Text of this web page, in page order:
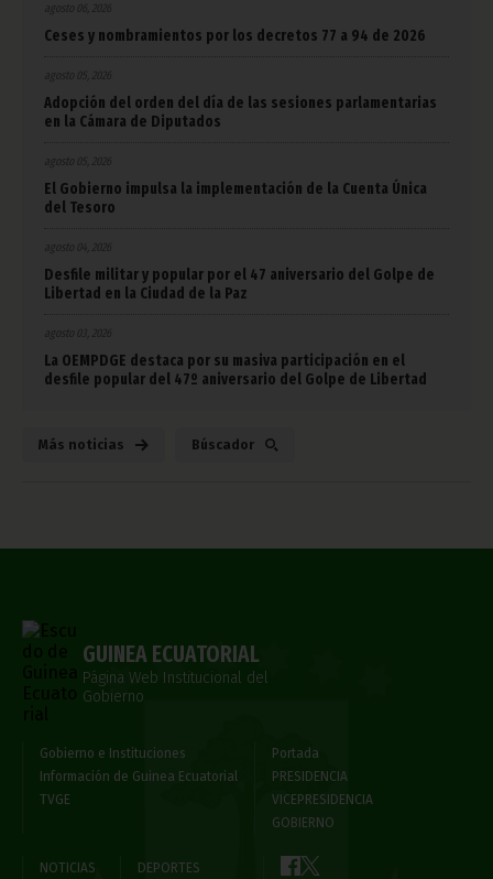
agosto 06, 2026
Ceses y nombramientos por los decretos 77 a 94 de 2026
Adopción del orden del día de las sesiones parlamentarias
en la Cámara de Diputados
El Gobierno impulsa la implementación de la Cuenta Única
del Tesoro
agosto 04, 2026
Desfile militar y popular por el 47 aniversario del Golpe de
Libertad en la Ciudad de la Paz
La OEMPDGE destaca por su masiva participación en el
desfile popular del 47º aniversario del Golpe de Libertad
Más noticias Búscador
GUINEA ECUATORIAL
Página Web Institucional del
Gobierno
Gobierno e Instituciones
Información de Guinea Ecuatorial
TVGE
Portada
PRESIDENCIA
VICEPRESIDENCIA
GOBIERNO
NOTICIAS DEPORTES